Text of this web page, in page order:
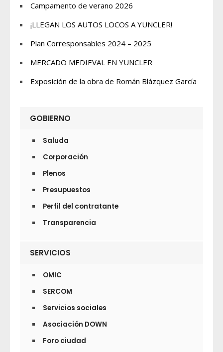
Campamento de verano 2026
¡LLEGAN LOS AUTOS LOCOS A YUNCLER!
Plan Corresponsables 2024 – 2025
MERCADO MEDIEVAL EN YUNCLER
Exposición de la obra de Román Blázquez García
GOBIERNO
Saluda
Corporación
Plenos
Presupuestos
Perfil del contratante
Transparencia
SERVICIOS
OMIC
SERCOM
Servicios sociales
Asociación DOWN
Foro ciudad